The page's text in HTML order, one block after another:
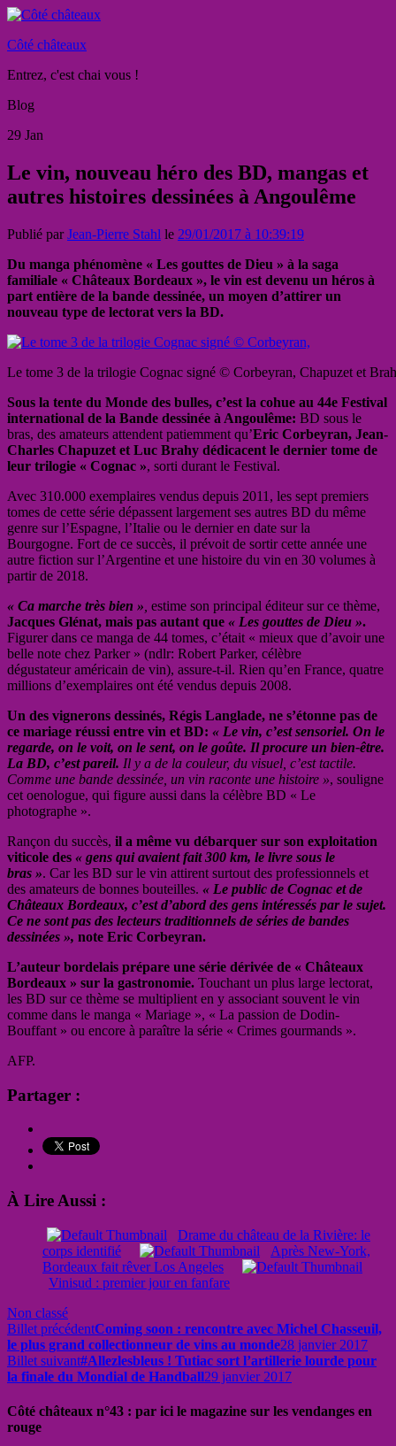
Côté châteaux
Entrez, c'est chai vous !
Blog
29 Jan
Le vin, nouveau héro des BD, mangas et
autres histoires dessinées à Angoulême
Publié parJean-Pierre Stahl le 29/01/2017 à 10:39:19
Du manga phénomène « Les gouttes de Dieu » à la saga
familiale « Châteaux Bordeaux », le vin est devenu un héros à
part entière de la bande dessinée, un moyen d’attirer un
nouveau type de lectorat vers la BD.
Le tome 3 de la trilogie Cognac signé © Corbeyran, Chapuzet et
Sous la tente du Monde des bulles, c’est la cohue au 44e Festival
international de la Bande dessinée à Angoulême: BD sous le
bras, des amateurs attendent patiemment qu’Eric Corbeyran, Jean-
Charles Chapuzet et Luc Brahy dédicacent le dernier tome de
leur trilogie « Cognac », sorti durant le Festival.
Avec 310.000 exemplaires vendus depuis 2011, les sept premiers
tomes de cette série dépassent largement ses autres BD du même
genre sur l’Espagne, l’Italie ou le dernier en date sur la
Bourgogne. Fort de ce succès, il prévoit de sortir cette année une
autre fiction sur l’Argentine et une histoire du vin en 30 volumes à
partir de 2018.
« Ca marche très bien » estime son principal éditeur sur ce thème,
Jacques Glénat, mais pas autant que « Les gouttes de Dieu ».
Figurer dans ce manga de 44 tomes, c’était « mieux que d’avoir une
belle note chez Parker » (ndlr: Robert Parker, célèbre
dégustateur américain de vin), assure-t-il. Rien qu’en France, quatre
millions d’exemplaires ont été vendus depuis 2008.
Un des vignerons dessinés, Régis Langlade, ne s’étonne pas de
ce mariage réussi entre vin et BD: « Le vin, c’est sensoriel. On le
regarde, on le voit, on le sent, on le goûte. Il procure un bien-être.
La BD, c’est pareil. Il y a de la couleur, du visuel, c’est tactile.
Comme une bande dessinée, un vin raconte une histoire », souligne
cet oenologue, qui figure aussi dans la célèbre BD « Le
photographe ».
Rançon du succès, il a même vu débarquer sur son exploitation
viticole des « gens qui avaient fait 300 km, le livre sous le
bras ». Car les BD sur le vin attirent surtout des professionnels et
des amateurs de bonnes bouteilles. « Le public de Cognac et de
Châteaux Bordeaux, c’est d’abord des gens intéressés par le sujet.
Ce ne sont pas des lecteurs traditionnels de séries de bandes
dessinées », note Eric Corbeyran.
L’auteur bordelais prépare une série dérivée de « Châteaux
Bordeaux » sur la gastronomie. Touchant un plus large lectorat,
les BD sur ce thème se multiplient en y associant souvent le vin
comme dans le manga « Mariage », « La passion de Dodin-
Bouffant » ou encore à paraître la série « Crimes gourmands ».
AFP.
Partager :
À Lire Aussi :
Drame du château de la Rivière: le
corps identifié
Après New-York,
Bordeaux fait rêver Los Angeles
Vinisud : premier jour en fanfare
Non classé
Billet précédentComing soon : rencontre avec Michel Chasseuil,
le plus grand collectionneur de vins au monde28 janvier 2017
Billet suivant#Allezlesbleus ! Tutiac sort l’artillerie lourde pour
la finale du Mondial de Handball29 janvier 2017
Côté châteaux n°43 : par ici le magazine sur les vendanges en
rouge